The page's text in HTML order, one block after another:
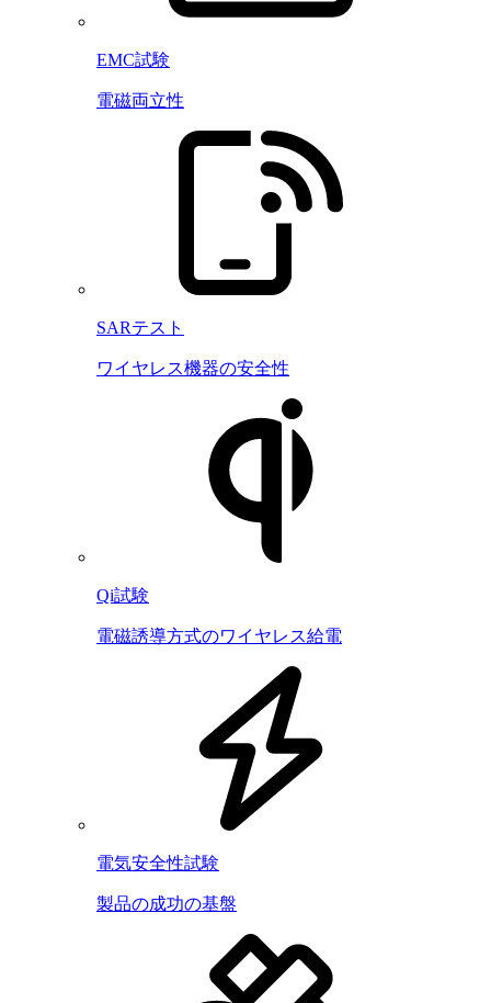
EMC試験
電磁両立性
SARテスト
ワイヤレス機器の安全性
Qi試験
電磁誘導方式のワイヤレス給電
電気安全性試験
製品の成功の基盤